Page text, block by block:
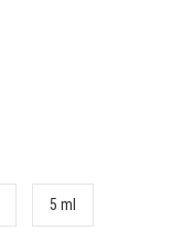
5 ml